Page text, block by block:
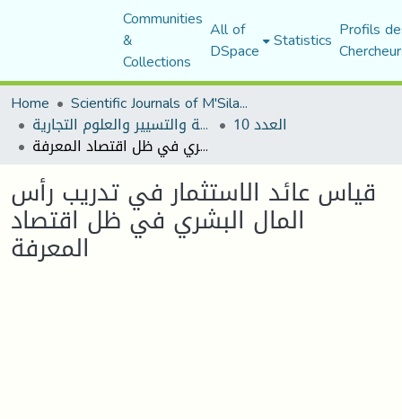
Communities
&
Collections
All of
DSpace Statistics Profils
Home
Scientific Journals of M'Sila University
مجلة العلوم الاقتصادية والتسيير والعلوم التجارية العدد 10
قياس عائد الاستثمار في تدريب رأس المال البشري في ظل اقتصاد المعرفة
قياس عائد الاستثمار في تدريب رأس
المال البشري في ظل اقتصاد
المعرفة